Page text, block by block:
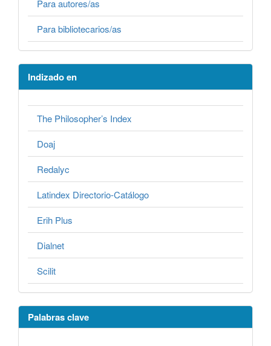
Para autores/as
Para bibliotecarios/as
Indizado en
The Philosopher’s Index
Doaj
Redalyc
Latindex Directorio-Catálogo
Erih Plus
Dialnet
Scilit
Palabras clave